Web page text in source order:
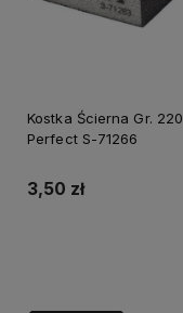
Kostka Ścierna Gr. 220
Perfect S-71266
3,50 zł